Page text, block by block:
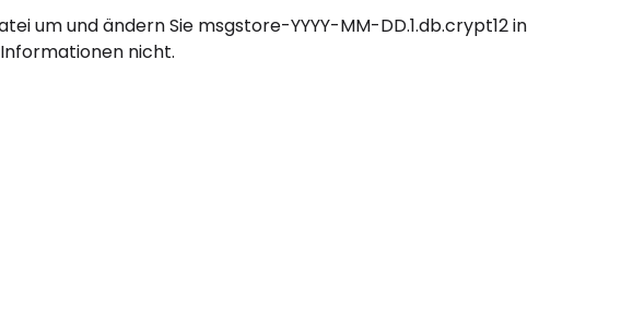
um und ändern Sie msgstore-YYYY-MM-DD.1.db.crypt12 in
nicht.